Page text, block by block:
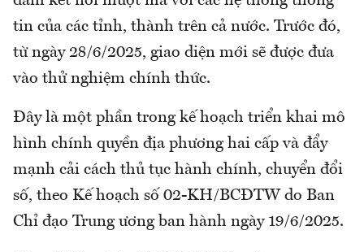
tin của các tỉnh, thành trên cả nước. Trước đó,
từ ngày 28/6/2025, giao diện mới sẽ được đưa
vào thử nghiệm chính thức.
Đây là một phần trong kế hoạch triển khai mô
hình chính quyền địa phương hai cấp và đẩy
mạnh cải cách thủ tục hành chính, chuyển đổi
số, theo Kế hoạch số 02-KH/BCĐTW do Ban
Chỉ đạo Trung ương ban hành ngày 19/6/2025.